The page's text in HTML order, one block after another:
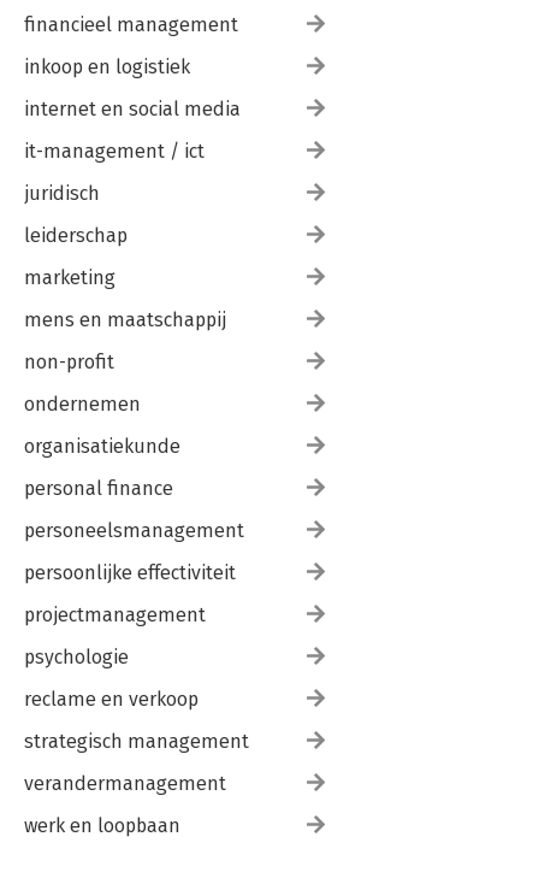
financieel management
inkoop en logistiek
internet en social media
it-management / ict
juridisch
leiderschap
marketing
mens en maatschappij
non-profit
ondernemen
organisatiekunde
personal finance
personeelsmanagement
persoonlijke effectiviteit
projectmanagement
psychologie
reclame en verkoop
strategisch management
verandermanagement
werk en loopbaan